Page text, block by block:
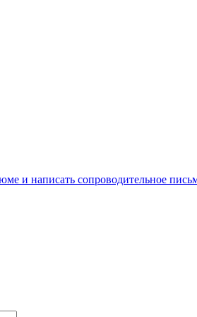
и написать сопроводительное